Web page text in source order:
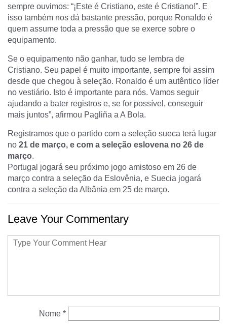
sempre ouvimos: “¡Este é Cristiano, este é Cristiano!”. E
isso também nos dá bastante pressão, porque Ronaldo é
quem assume toda a pressão que se exerce sobre o
equipamento.
Se o equipamento não ganhar, tudo se lembra de
Cristiano. Seu papel é muito importante, sempre foi assim
desde que chegou à seleção. Ronaldo é um autêntico líder
no vestiário. Isto é importante para nós. Vamos seguir
ajudando a bater registros e, se for possível, conseguir
mais juntos”, afirmou Pagliña a A Bola.
Registramos que o partido com a seleção sueca terá lugar
no 21 de março, e com a seleção eslovena no 26 de
março.
Portugal jogará seu próximo jogo amistoso em 26 de
março contra a seleção da Eslovênia, e Suecia jogará
contra a seleção da Albânia em 25 de março.
Leave Your Commentary
Nome *